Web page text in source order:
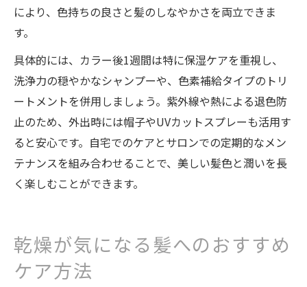
により、色持ちの良さと髪のしなやかさを両立できま
す。
具体的には、カラー後1週間は特に保湿ケアを重視し、
洗浄力の穏やかなシャンプーや、色素補給タイプのトリ
ートメントを併用しましょう。紫外線や熱による退色防
止のため、外出時には帽子やUVカットスプレーも活用す
ると安心です。自宅でのケアとサロンでの定期的なメン
テナンスを組み合わせることで、美しい髪色と潤いを長
く楽しむことができます。
乾燥が気になる髪へのおすすめ
ケア方法